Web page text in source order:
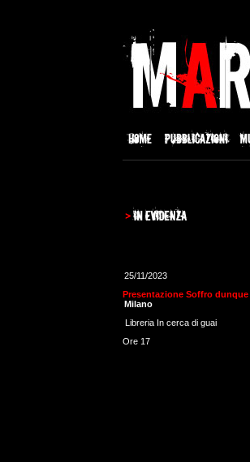
25/11/2023
Presentazione Soffro dunque
Milano
Libreria In cerca di guai
Ore 17